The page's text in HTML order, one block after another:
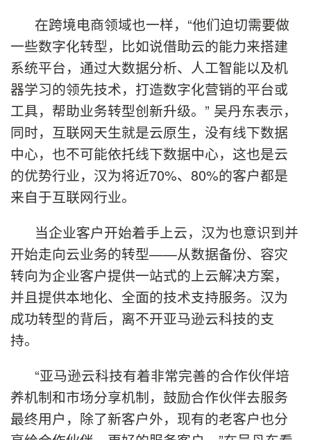
在跨境电商领域也一样，“他们迫切需要做
一些数字化转型，比如说借助云的能力来搭建
系统平台，通过大数据分析、人工智能以及机
器学习的领先技术，打造数字化营销的平台或
工具，帮助业务转型创新升级。” 吴丹东表示，
同时，互联网天生就是云原生，没有线下数据
中心，也不可能依托线下数据中心，这也是云
的优势行业，汉为将近70%、80%的客户都是
来自于互联网行业。
当企业客户开始着手上云，汉为也意识到并
开始走向云业务的转型——从数据备份、容灾
转向为企业客户提供一站式的上云解决方案，
并且提供本地化、全面的技术支持服务。汉为
成功转型的背后，离不开亚马逊云科技的支
持。
“亚马逊云科技有着非常完善的合作伙伴培
养机制和市场分享机制，鼓励合作伙伴去服务
最终用户，除了新客户外，现有的老客户也分